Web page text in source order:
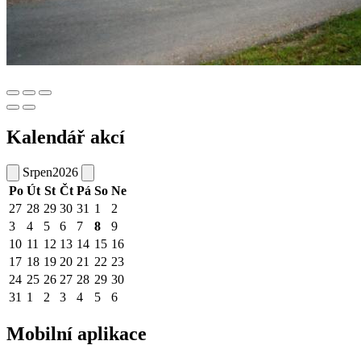
Kalendář akcí
Srpen2026
Po Út St Čt Pá So Ne
27 28 29 30 31 1
2
3
4 5 6 7 8
9
10 11 12 13 14 15 16
17 18 19 20 21 22 23
24 25 26 27 28 29 30
31 1 2 3 4 5 6
Mobilní aplikace